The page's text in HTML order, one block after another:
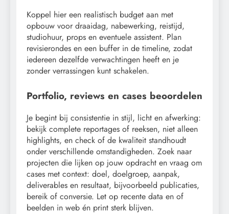
Koppel hier een realistisch budget aan met
opbouw voor draaidag, nabewerking, reistijd,
studiohuur, props en eventuele assistent. Plan
revisierondes en een buffer in de timeline, zodat
iedereen dezelfde verwachtingen heeft en je
zonder verrassingen kunt schakelen.
Portfolio, reviews en cases beoordelen
Je begint bij consistentie in stijl, licht en afwerking:
bekijk complete reportages of reeksen, niet alleen
highlights, en check of de kwaliteit standhoudt
onder verschillende omstandigheden. Zoek naar
projecten die lijken op jouw opdracht en vraag om
cases met context: doel, doelgroep, aanpak,
deliverables en resultaat, bijvoorbeeld publicaties,
bereik of conversie. Let op recente data en of
beelden in web én print sterk blijven.